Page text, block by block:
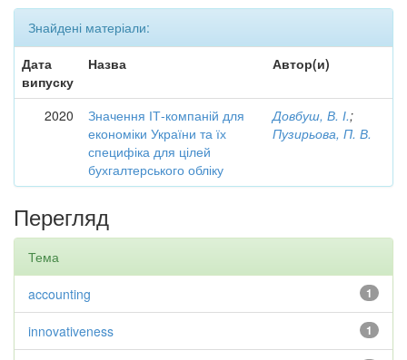
Знайдені матеріали:
Дата
випуску
Назва Автор(и)
2020
Значення ІТ-компаній для
економіки України та їх
специфіка для цілей
бухгалтерського обліку
Довбуш, В. І.;
Пузирьова, П. В.
Перегляд
Тема
1
accounting
1
innovativeness